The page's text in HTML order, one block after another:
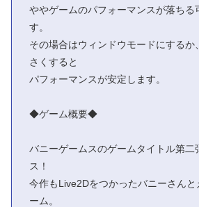
ややゲームのパフォーマンスが落ちる
す。
その場合はウィンドウモードにするか
さくすると
パフォーマンスが安定します。
◆ゲーム概要◆
バニーゲームスのゲームタイトル第二
ス！
今作もLive2Dをつかったバニーさん
ーム。